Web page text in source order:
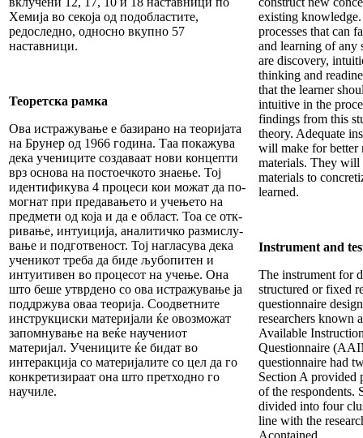
Хемија во секоја од подобластите,
редоследно, односно вкупно 57
наставници.
Теоретска рамка
Ова истражување е базирано на теоријата
на Брунер од 1966 година. Таа покажува
дека учениците создаваат нови концепти
врз основа на постоечкото знаење. Тој
идентификува 4 процеси кои можат да по-
могнат при предавањето и учењето на
предмети од која и да е област. Тоа се отк-
ривање, интуиција, аналитичко размислу-
вање и подготвеност. Тој нагласува дека
ученикот треба да биде љубопитен и
интуитивен во процесот на учење. Она
што беше утврдено со ова истражување ја
поддржува оваа теорија. Соодветните
инструкциски материјали ќе овозможат
запомнување на веќе научениот
материјал. Учениците ќе бидат во
интеракција со материјалите со цел да го
конкретизираат она што претходно го
научиле.
existing
processes that can
and learning of any
are discovery,
thinking and
that the learner
intuitive in the
findings from this
theory. Adequate
will make for better
materials. They will
materials to
learned.
Instrument and
The instrument for
structured or fixed
questionnaire
researchers known
Available
Questionnaire
questionnaire had
Section A provided
of the respondents.
divided into four
line with the